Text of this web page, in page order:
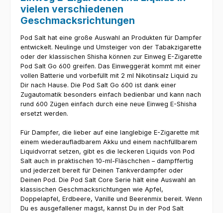
vielen verschiedenen
Geschmacksrichtungen
Pod Salt hat eine große Auswahl an Produkten für Dampfer
entwickelt. Neulinge und Umsteiger von der Tabakzigarette
oder der klassischen Shisha können zur Einweg E-Zigarette
Pod Salt Go 600 greifen. Das Einweggerät kommt mit einer
vollen Batterie und vorbefüllt mit 2 ml Nikotinsalz Liquid zu
Dir nach Hause. Die Pod Salt Go 600 ist dank einer
Zugautomatik besonders einfach bedienbar und kann nach
rund 600 Zügen einfach durch eine neue Einweg E-Shisha
ersetzt werden.
Für Dampfer, die lieber auf eine langlebige E-Zigarette mit
einem wiederaufladbarem Akku und einem nachfüllbarem
Liquidvorrat setzen, gibt es die leckeren Liquids von Pod
Salt auch in praktischen 10-ml-Fläschchen – dampffertig
und jederzeit bereit für Deinen Tankverdampfer oder
Deinen Pod. Die Pod Salt Core Serie hält eine Auswahl an
klassischen Geschmacksrichtungen wie Apfel,
Doppelapfel, Erdbeere, Vanille und Beerenmix bereit. Wenn
Du es ausgefallener magst, kannst Du in der Pod Salt